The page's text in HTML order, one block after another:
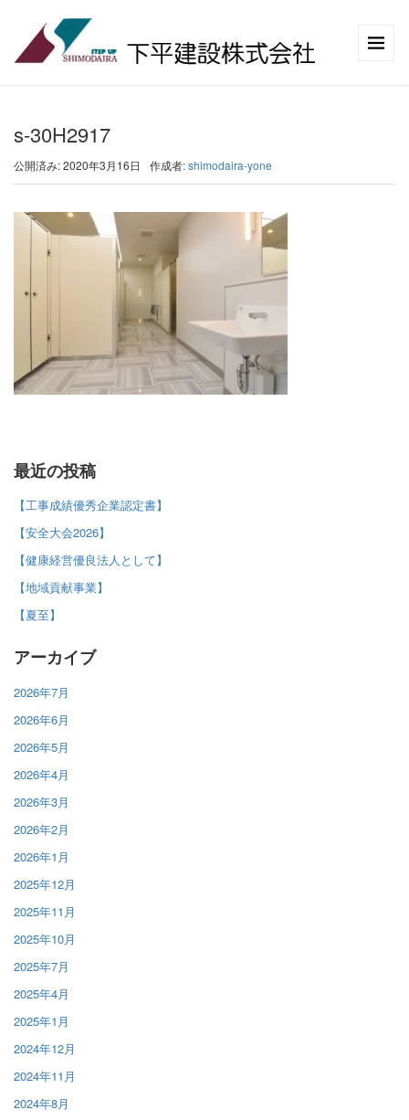
s-30H2917
公開済み: 2020年3月16日 作成者:shimodaira-yone
最近の投稿
【工事成績優秀企業認定書】
【安全大会2026】
【健康経営優良法人として】
【地域貢献事業】
【夏至】
アーカイブ
2026年7月
2026年6月
2026年5月
2026年4月
2026年3月
2026年2月
2026年1月
2025年12月
2025年11月
2025年10月
2025年7月
2025年4月
2025年1月
2024年12月
2024年11月
2024年8月